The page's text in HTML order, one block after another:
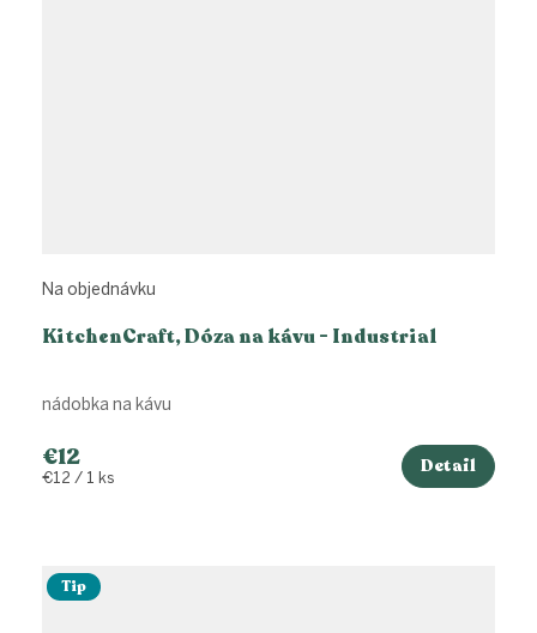
KitchenCraft, Dóza na kávu - Industrial
Na objednávku
€12
Jednotková
€12 / 1 ks
Detail
nádobka na kávu
Tip